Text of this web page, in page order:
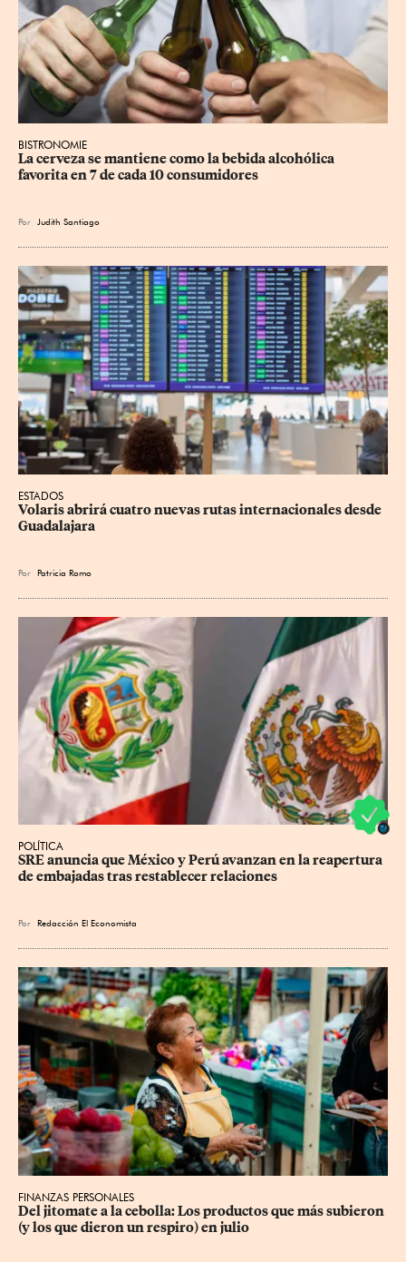
BISTRONOMIE
La cerveza se mantiene como la bebida alcohólica
favorita en 7 de cada 10 consumidores
Por Judith Santiago
ESTADOS
Volaris abrirá cuatro nuevas rutas internacionales desde
Guadalajara
Por Patricia Romo
POLÍTICA
SRE anuncia que México y Perú avanzan en la reapertura
de embajadas tras restablecer relaciones
Por Redacción El Economista
FINANZAS PERSONALES
Del jitomate a la cebolla: Los productos que más subieron
(y los que dieron un respiro) en julio